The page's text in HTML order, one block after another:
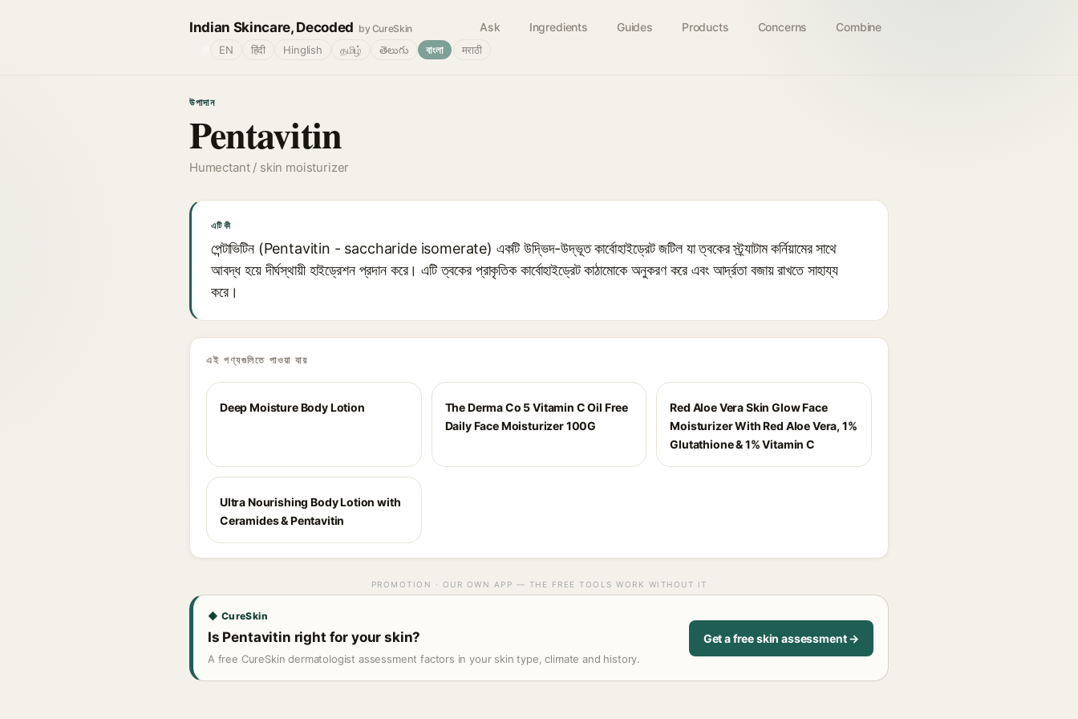
Indian Skincare, Decoded by CureSkin Ask Ingredients Guides Products Concerns Combine
EN हिंदी Hinglish தமிழ் తెలుగు বাংলা मराठी
উপাদান
Pentavitin
Humectant / skin moisturizer
এটি কী
পেন্টাভিটিন (Pentavitin - saccharide isomerate) একটি উদ্ভিদ-উদ্ভূত কার্বোহাইড্রেট জটিল যা ত্বকের স্ট্র্যাটাম কর্নিয়ামের সাথে
আবদ্ধ হয়ে দীর্ঘস্থায়ী হাইড্রেশন প্রদান করে। এটি ত্বকের প্রাকৃতিক কার্বোহাইড্রেট কাঠামোকে অনুকরণ করে এবং আর্দ্রতা বজায় রাখতে সাহায্য
করে।
এই পণ্যগুলিতে পাওয়া যায়
Deep Moisture Body Lotion
The Derma Co 5 Vitamin C Oil Free
Daily Face Moisturizer 100G
Red Aloe Vera Skin Glow Face
Moisturizer With Red Aloe Vera, 1%
Glutathione & 1% Vitamin C
Ultra Nourishing Body Lotion with
Ceramides & Pentavitin
PROMOTION · OUR OWN APP — THE FREE TOOLS WORK WITHOUT IT
◆ CureSkin
Is Pentavitin right for your skin?
A free CureSkin dermatologist assessment factors in your skin type, climate and history.
Get a free skin assessment →